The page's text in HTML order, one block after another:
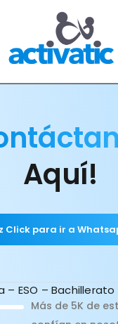
Aquí!
Click para ir a
– ESO – Bachillerato
Más de 5K de